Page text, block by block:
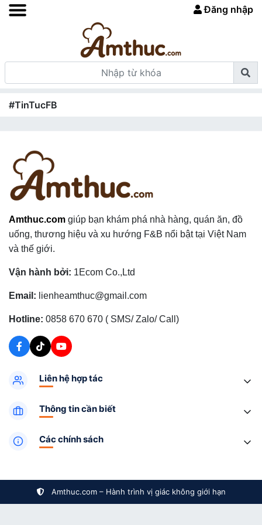
Đăng nhập
#TinTucFB
Amthuc.com giúp bạn khám phá nhà hàng, quán ăn, đồ
uống, thương hiệu và xu hướng F&B nổi bật tại Việt Nam
và thế giới.
Vận hành bởi: 1Ecom Co.,Ltd
Email: lienheamthuc@gmail.com
Hotline: 0858 670 670 ( SMS/ Zalo/ Call)
Liên hệ hợp tác
Thông tin cần biết
Các chính sách
Amthuc.com – Hành trình vị giác không giới hạn